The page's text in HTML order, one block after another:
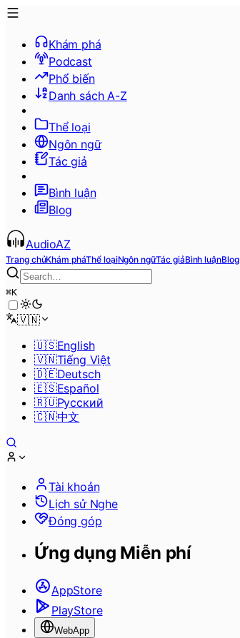
Khám phá
Podcast
Phổ biến
Danh sách A-Z
Thể loại
Ngôn ngữ
Tác giả
Bình luận
Blog
AudioAZ
Trang chủKhám pháThể loạiNgôn ngữTác giảBình luậnBlog
⌘K
🇻🇳
🇺🇸English
🇻🇳Tiếng Việt
🇩🇪Deutsch
🇪🇸Español
🇷🇺Pусский
🇨🇳中文
Tài khoản
Lịch sử Nghe
Đóng góp
Ứng dụng Miễn phí
AppStore
PlayStore
WebApp